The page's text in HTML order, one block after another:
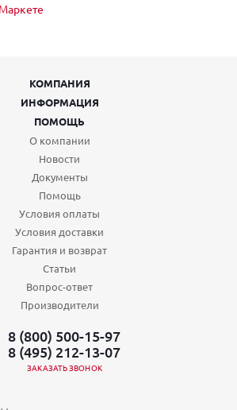
КОМПАНИЯ
ИНФОРМАЦИЯ
ПОМОЩЬ
О компании
Новости
Документы
Помощь
Условия оплаты
Условия доставки
Гарантия и возврат
Статьи
Вопрос-ответ
Производители
8 (800) 500-15-97
8 (495) 212-13-07
ЗАКАЗАТЬ ЗВОНОК